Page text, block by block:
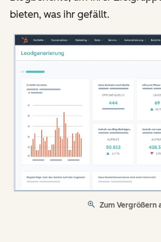
bieten, was ihr gefällt.
Zum Vergrößern